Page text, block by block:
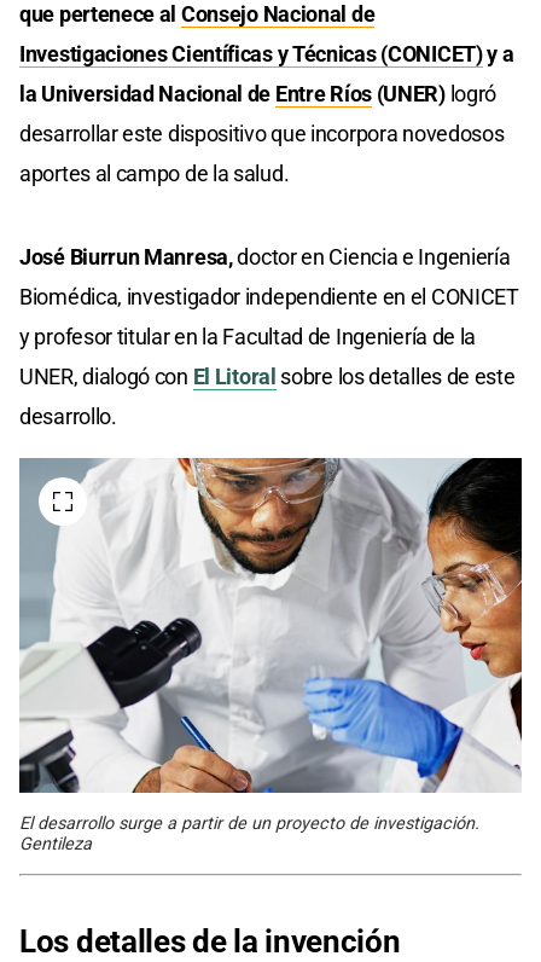
que pertenece al Consejo Nacional de
Investigaciones Científicas y Técnicas (CONICET)y a
la Universidad Nacional de Entre Ríos(UNER) logró
desarrollar este dispositivo que incorpora novedosos
aportes al campo de la salud.
José Biurrun Manresa,doctor en Ciencia e Ingeniería
Biomédica, investigador independiente en el CONICET
y profesor titular en la Facultad de Ingeniería de la
UNER, dialogó con El Litoral sobre los detalles de este
desarrollo.
El desarrollo surge a partir de un proyecto de investigación.
Gentileza
Los detalles de la invención